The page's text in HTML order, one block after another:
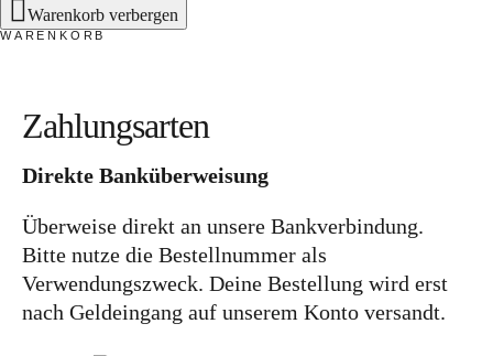
Warenkorb verbergen
WARENKORB
Aquarell Auftragsarbeiten
Kooperationen
Twitch Live Streaming
Blog
Zahlungsarten
Direkte Banküberweisung
Überweise direkt an unsere Bankverbindung.
Bitte nutze die Bestellnummer als
Verwendungszweck. Deine Bestellung wird erst
nach Geldeingang auf unserem Konto versandt.